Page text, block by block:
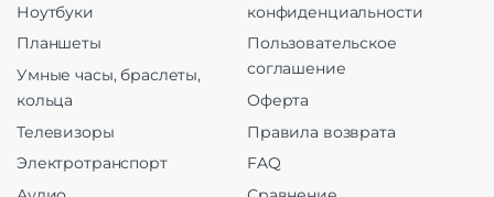
Ноутбуки
Планшеты
Умные часы, браслеты,
кольца
Телевизоры
Электротранспорт
конфиденциальности
Пользовательское
соглашение
Оферта
Правила возврата
FAQ